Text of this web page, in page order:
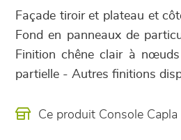
Façade tiroir et plateau et
Fond en panneaux de
Finition chêne clair à
partielle - Autres finitions
Ce produit Console